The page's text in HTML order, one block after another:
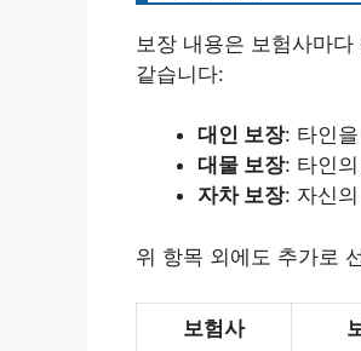
보장 내용은 보험사마
같습니다:
대인 보장: 타인
대물 보장: 타인
자차 보장: 자신
위 항목 외에도 추가로
보험사